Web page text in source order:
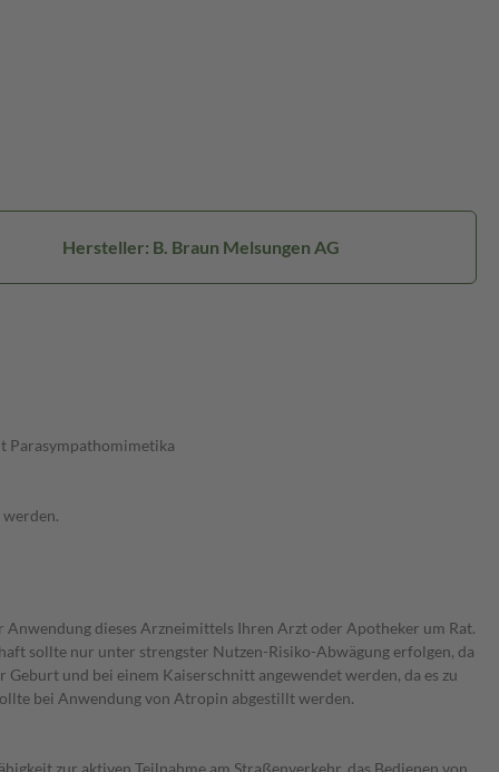
Hersteller: B. Braun Melsungen AG
Parasympathomimetika
Anwendung dieses Arzneimittels Ihren Arzt oder Apotheker um Rat.
sollte nur unter strengster Nutzen-Risiko-Abwägung erfolgen, da
und bei einem Kaiserschnitt angewendet werden, da es zu
bei Anwendung von Atropin abgestillt werden.
zur aktiven Teilnahme am Straßenverkehr, das Bedienen von